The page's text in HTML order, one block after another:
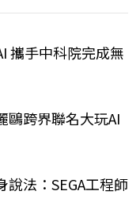
攜手中科院完成無
鷗跨界聯名大玩AI
法：SEGA工程師